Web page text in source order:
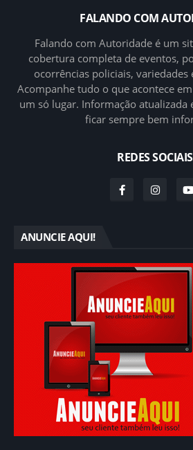
FALANDO COM
Falando com Autoridade é um
cobertura completa de eventos,
ocorrências policiais,
Acompanhe tudo o que acontece
um só lugar. Informação atualizada
ficar sempre bem
REDES SOCIAIS
ANUNCIE AQUI!